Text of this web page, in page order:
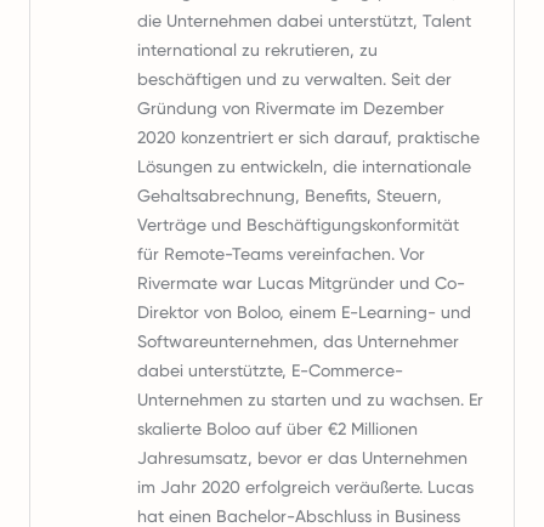
die Unternehmen dabei unterstützt, Talent
international zu rekrutieren, zu
beschäftigen und zu verwalten. Seit der
Gründung von Rivermate im Dezember
2020 konzentriert er sich darauf, praktische
Lösungen zu entwickeln, die internationale
Gehaltsabrechnung, Benefits, Steuern,
Verträge und Beschäftigungskonformität
für Remote-Teams vereinfachen. Vor
Rivermate war Lucas Mitgründer und Co-
Direktor von Boloo, einem E-Learning- und
Softwareunternehmen, das Unternehmer
dabei unterstützte, E-Commerce-
Unternehmen zu starten und zu wachsen. Er
skalierte Boloo auf über €2 Millionen
Jahresumsatz, bevor er das Unternehmen
im Jahr 2020 erfolgreich veräußerte. Lucas
hat einen Bachelor-Abschluss in Business